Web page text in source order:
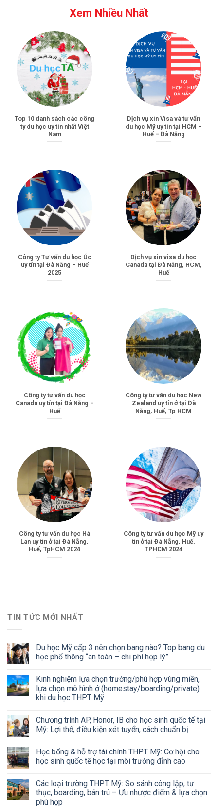
Xem Nhiều Nhất
Top 10 danh sách các công
ty du học uy tín nhất Việt
Nam
Dịch vụ xin Visa và tư vấn
du học Mỹ uy tín tại HCM –
Huế – Đà Nẵng
Công ty Tư vấn du học Úc
uy tín tại Đà Nẵng – Huế
2025
Dịch vụ xin visa du học
Canada tại Đà Nẵng, HCM,
Huế
Công ty tư vấn du học
Canada uy tín tại Đà Nẵng –
Huế
Công ty tư vấn du học New
Zealand uy tín ở tại Đà
Nẵng, Huế, Tp HCM
Công ty tư vấn du học Hà
Lan uy tín ở tại Đà Nẵng,
Huế, TpHCM 2024
Công ty tư vấn du học Mỹ uy
tín ở tại Đà Nẵng, Huế,
TPHCM 2024
TIN TỨC MỚI NHẤT
Du học Mỹ cấp 3 nên chọn bang nào? Top bang du
học phổ thông “an toàn – chi phí hợp lý”
Kinh nghiệm lựa chọn trường/phù hợp vùng miền,
lựa chọn mô hình ở (homestay/boarding/private)
khi du học THPT Mỹ
Chương trình AP, Honor, IB cho học sinh quốc tế tại
Mỹ: Lợi thế, điều kiện xét tuyển, cách chuẩn bị
Học bổng & hỗ trợ tài chính THPT Mỹ: Cơ hội cho
học sinh quốc tế học tại môi trường đỉnh cao
Các loại trường THPT Mỹ: So sánh công lập, tư
thục, boarding, bán trú – Ưu nhược điểm & lựa chọn
phù hợp